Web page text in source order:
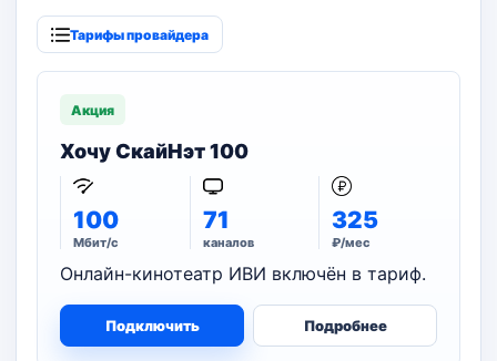
Тарифы провайдера
Акция
Хочу СкайНэт 100
100
Мбит/с
71
каналов
325
₽/мес
Онлайн-кинотеатр ИВИ включён в тариф.
Подключить Подробнее